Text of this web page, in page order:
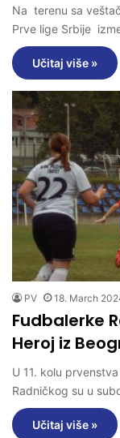
Na terenu sa
Prve lige Srbije
Učitaj više »
PV 18. March
Fudbalerke
Heroj iz
U 11. kolu
Radničkog su u
Učitaj više »